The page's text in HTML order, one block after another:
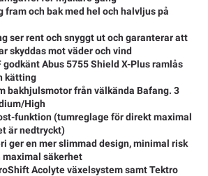
fram och bak med hel och halvljus på
ser rent och snyggt ut och garanterar att
skyddas mot väder och vind
godkänt Abus 5755 Shield X-Plus ramlås
kätting
bakhjulsmotor från välkända Bafang. 3
High
funktion (tumreglage för direkt maximal
är nedtryckt)
ger en mer slimmad design, minimal risk
säkerhet
Acolyte växelsystem samt Tektro